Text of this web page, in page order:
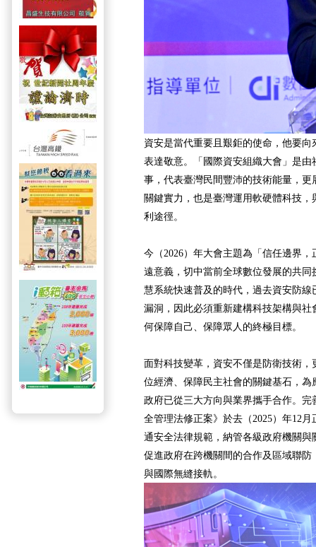
資安是當代重要且艱鉅的使命，他要
表達敬意。「國際資安組織大會」是
事，代表臺灣民間豐沛的技術能量，
關鍵實力，也是臺灣運用軟硬體科技
利途徑。
今（2026）年大會主題為「信任邊界
遠意義，切中當前全球數位發展的共
慧系統快速普及的時代，過去資安防
漏洞，因此必須重新建構科技架構與
何保障自己、保障眾人的終極目標。
面對科技變革，資安不僅是防衛技術
位經濟、保障民主社會的關鍵基石，
政府已從三大方向與業界攜手合作。
全管理法修正案》於去（2025）年12
通安全法律規範，納管各級政府機關
促進政府在跨機關間的合作及區域聯
與國際無縫接軌。